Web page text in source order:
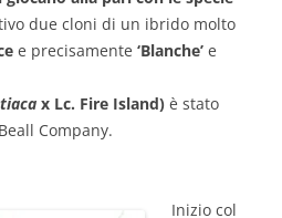
due cloni di un ibrido molto
e precisamente ‘Blanche’ e
x Lc. Fire Island) è stato
Company.
Inizio col